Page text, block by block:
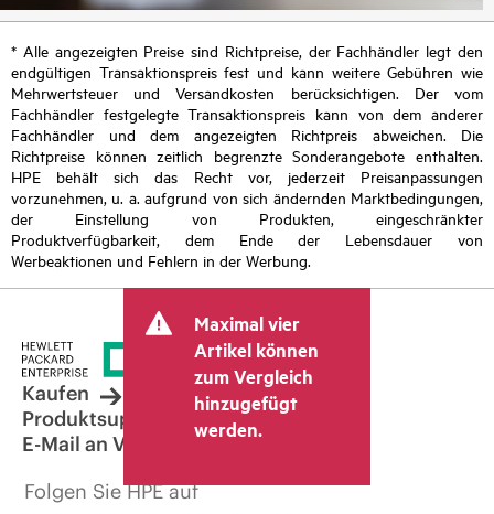
* Alle angezeigten Preise sind Richtpreise, der Fachhändler legt den
endgültigen Transaktionspreis fest und kann weitere Gebühren wie
Mehrwertsteuer und Versandkosten berücksichtigen. Der vom
Fachhändler festgelegte Transaktionspreis kann von dem anderer
Fachhändler und dem angezeigten Richtpreis abweichen. Die
Richtpreise können zeitlich begrenzte Sonderangebote enthalten.
HPE behält sich das Recht vor, jederzeit Preisanpassungen
vorzunehmen, u. a. aufgrund von sich ändernden Marktbedingungen,
der Einstellung von Produkten, eingeschränkter
Produktverfügbarkeit, dem Ende der Lebensdauer von
Werbeaktionen und Fehlern in der Werbung.
Maximal vier
Artikel können
zum Vergleich
hinzugefügt
werden.
Kaufen
Produktsupport
E-Mail an Vertrieb
Folgen Sie HPE auf